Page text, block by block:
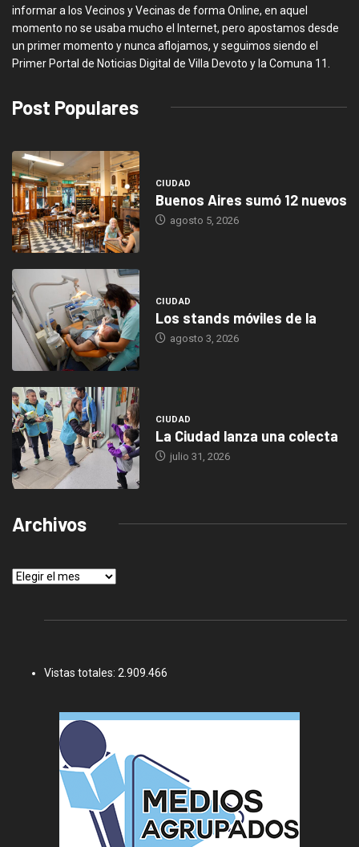
informar a los Vecinos y Vecinas de forma Online, en aquel
momento no se usaba mucho el Internet, pero apostamos desde
un primer momento y nunca aflojamos, y seguimos siendo el
Primer Portal de Noticias Digital de Villa Devoto y la Comuna 11.
Post Populares
CIUDAD
Buenos Aires sumó 12 nuevos
agosto 5, 2026
CIUDAD
Los stands móviles de la
agosto 3, 2026
CIUDAD
La Ciudad lanza una colecta
julio 31, 2026
Archivos
Archivos
Vistas totales: 2.909.466